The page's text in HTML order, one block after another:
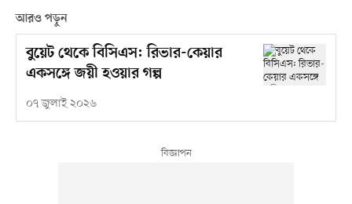
আরও পড়ুন
বুয়েট থেকে বিসিএস: রিভার-কেয়ার
একসঙ্গে জয়ী হওয়ার গল্প
০৭ জুলাই ২০২৬